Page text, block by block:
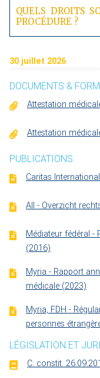
QUELS DROITS
PROCÉDURE ?
30 juillet 2026
DOCUMENTS &
Attestation
Attestation
PUBLICATIONS
Caritas
AII - Overzicht
Médiateur fédéral -
(2016)
Myria - Rapport
médicale (2023)
Myria, FDH -
personnes
LÉGISLATION ET
C. constit.